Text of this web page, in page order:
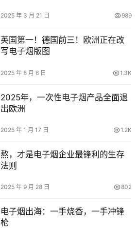
2025 年 3 月 21 日 989
英国第一！德国前三！欧洲正在改
写电子烟版图
2025 年 8 月 6 日 1.3K
2025年，一次性电子烟产品全面退
出欧洲
2025 年 1 月 17 日 1.2K
熬，才是电子烟企业最锋利的生存
法则
2025 年 9 月 28 日 802
电子烟出海：一手烧香，一手冲锋
枪